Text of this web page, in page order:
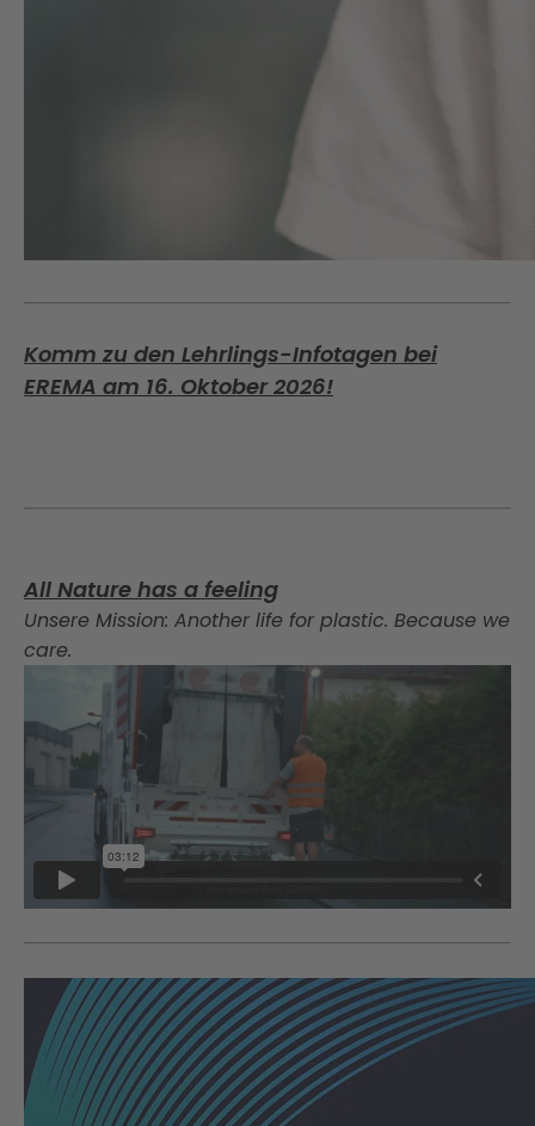
Komm zu den Lehrlings-Infotagen bei
EREMA am 16. Oktober 2026!
All Nature has a feeling
Unsere Mission: Another life for plastic. Because we
care.